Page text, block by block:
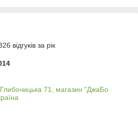
відгуків за рік
Глибочицька 71, магазин "ДжаБо